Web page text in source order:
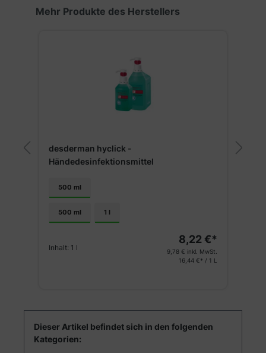
Produktgalerie überspringen
Mehr Produkte des Herstellers
desderman hyclick -
Händedesinfektionsmittel
500 ml
500 ml 1 l
Inhalt: 1 l
8,22 €*
9,78 € inkl. MwSt.
16,44 €* / 1 L
Dieser Artikel befindet sich in den folgenden
Kategorien: